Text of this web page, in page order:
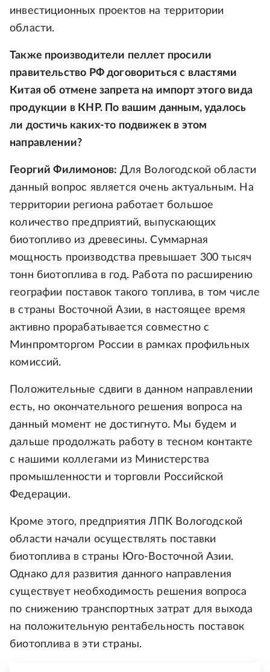
инвестиционных проектов на территории
области.
Также производители пеллет просили
правительство РФ договориться с властями
Китая об отмене запрета на импорт этого вида
продукции в КНР. По вашим данным, удалось
ли достичь каких-то подвижек в этом
направлении?
Георгий Филимонов: Для Вологодской области
данный вопрос является очень актуальным. На
территории региона работает большое
количество предприятий, выпускающих
биотопливо из древесины. Суммарная
мощность производства превышает 300 тысяч
тонн биотоплива в год. Работа по расширению
географии поставок такого топлива, в том числе
в страны Восточной Азии, в настоящее время
активно прорабатывается совместно с
Минпромторгом России в рамках профильных
комиссий.
Положительные сдвиги в данном направлении
есть, но окончательного решения вопроса на
данный момент не достигнуто. Мы будем и
дальше продолжать работу в тесном контакте
с нашими коллегами из Министерства
промышленности и торговли Российской
Федерации.
Кроме этого, предприятия ЛПК Вологодской
области начали осуществлять поставки
биотоплива в страны Юго-Восточной Азии.
Однако для развития данного направления
существует необходимость решения вопроса
по снижению транспортных затрат для выхода
на положительную рентабельность поставок
биотоплива в эти страны.